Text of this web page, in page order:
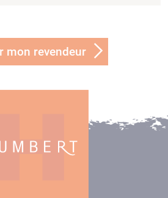
mon revendeur